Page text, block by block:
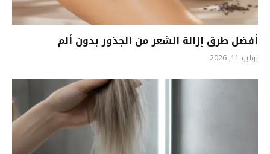
أفضل طرق إزالة الشعر من الجذور بدون ألم
يوليو 11, 2026